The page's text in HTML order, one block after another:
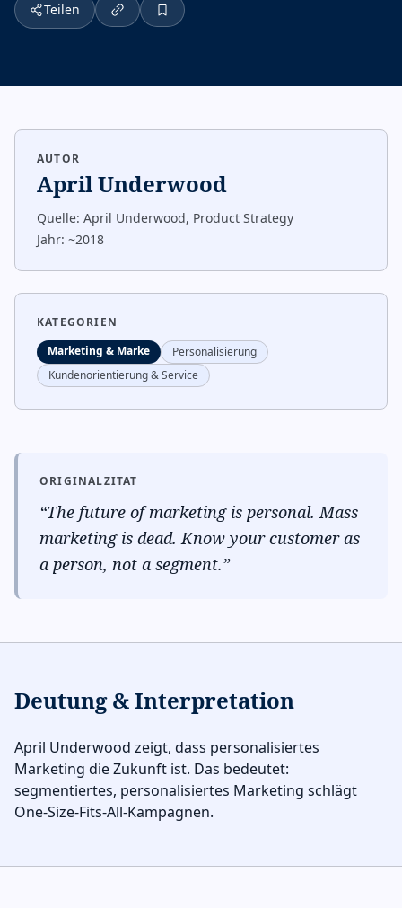
Teilen
AUTOR
April Underwood
Quelle: April Underwood, Product Strategy
Jahr: ~2018
KATEGORIEN
Marketing & Marke
Personalisierung
Kundenorientierung & Service
ORIGINALZITAT
“The future of marketing is personal. Mass
marketing is dead. Know your customer as
a person, not a segment.”
Deutung & Interpretation
April Underwood zeigt, dass personalisiertes
Marketing die Zukunft ist. Das bedeutet:
segmentiertes, personalisiertes Marketing schlägt
One-Size-Fits-All-Kampagnen.